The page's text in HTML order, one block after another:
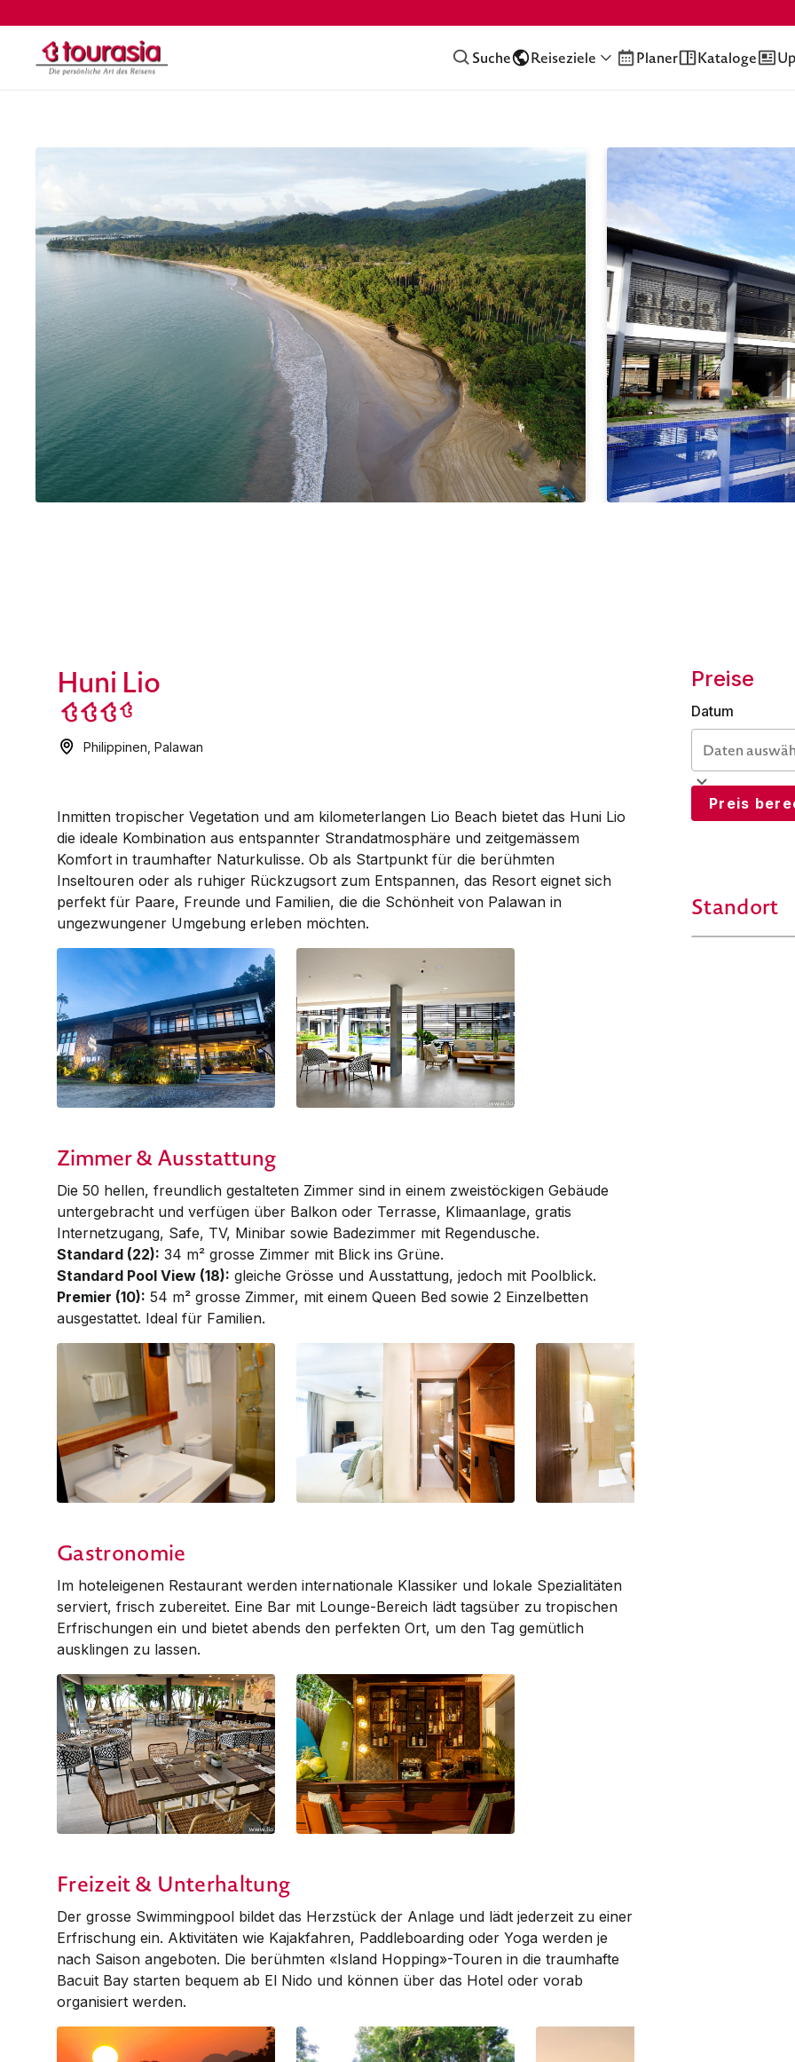
Suche Reiseziele Planer Kataloge
Huni Lio
Philippinen ,Palawan
Inmitten tropischer Vegetation und am kilometerlangen Lio Beach bietet das Huni Lio
die ideale Kombination aus entspannter Strandatmosphäre und zeitgemässem
Komfort in traumhafter Naturkulisse. Ob als Startpunkt für die berühmten
Inseltouren oder als ruhiger Rückzugsort zum Entspannen, das Resort eignet sich
perfekt für Paare, Freunde und Familien, die die Schönheit von Palawan in
ungezwungener Umgebung erleben möchten.
Zimmer & Ausstattung
Die 50 hellen, freundlich gestalteten Zimmer sind in einem zweistöckigen Gebäude
untergebracht und verfügen über Balkon oder Terrasse, Klimaanlage, gratis
Internetzugang, Safe, TV, Minibar sowie Badezimmer mit Regendusche.
Standard (22): 34 m² grosse Zimmer mit Blick ins Grüne.
Standard Pool View (18): gleiche Grösse und Ausstattung, jedoch mit Poolblick.
Premier (10): 54 m² grosse Zimmer, mit einem Queen Bed sowie 2 Einzelbetten
ausgestattet. Ideal für Familien.
Gastronomie
Im hoteleigenen Restaurant werden internationale Klassiker und lokale Spezialitäten
serviert, frisch zubereitet. Eine Bar mit Lounge-Bereich lädt tagsüber zu tropischen
Erfrischungen ein und bietet abends den perfekten Ort, um den Tag gemütlich
ausklingen zu lassen.
Freizeit & Unterhaltung
Der grosse Swimmingpool bildet das Herzstück der Anlage und lädt jederzeit zu einer
Erfrischung ein. Aktivitäten wie Kajakfahren, Paddleboarding oder Yoga werden je
nach Saison angeboten. Die berühmten «Island Hopping»-Touren in die traumhafte
Bacuit Bay starten bequem ab El Nido und können über das Hotel oder vorab
organisiert werden.
Preise
Datum
Preis
Standort